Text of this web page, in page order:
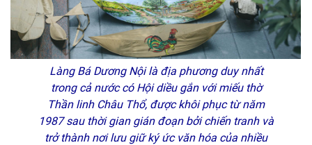
Làng Bá Dương Nội là địa phương duy nhất
trong cả nước có Hội diều gắn với miếu thờ
Thần linh Châu Thổ, được khôi phục từ năm
1987 sau thời gian gián đoạn bởi chiến tranh và
trở thành nơi lưu giữ ký ức văn hóa của nhiều